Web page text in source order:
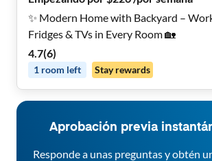
✨ Modern Home with Backyard –
Fridges & TVs in Every Room 🏡
4.7(6)
1 room left Stay rewards
Aprobación previa
Responde a unas preguntas y obtén